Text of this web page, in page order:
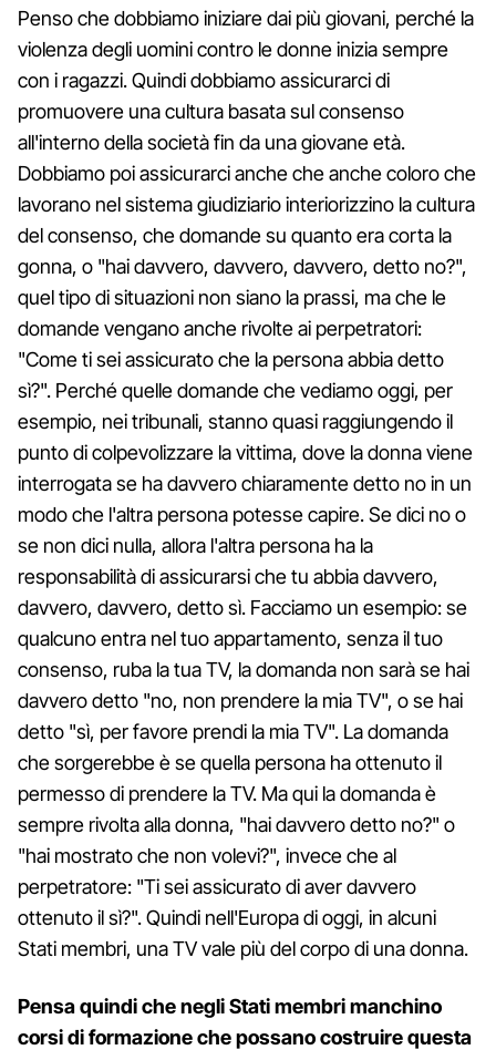
Penso che dobbiamo iniziare dai più giovani, perché la
violenza degli uomini contro le donne inizia sempre
con i ragazzi. Quindi dobbiamo assicurarci di
promuovere una cultura basata sul consenso
all'interno della società fin da una giovane età.
Dobbiamo poi assicurarci anche che anche coloro che
lavorano nel sistema giudiziario interiorizzino la cultura
del consenso, che domande su quanto era corta la
gonna, o "hai davvero, davvero, davvero, detto no?",
quel tipo di situazioni non siano la prassi, ma che le
domande vengano anche rivolte ai perpetratori:
"Come ti sei assicurato che la persona abbia detto
sì?". Perché quelle domande che vediamo oggi, per
esempio, nei tribunali, stanno quasi raggiungendo il
punto di colpevolizzare la vittima, dove la donna viene
interrogata se ha davvero chiaramente detto no in un
modo che l'altra persona potesse capire. Se dici no o
se non dici nulla, allora l'altra persona ha la
responsabilità di assicurarsi che tu abbia davvero,
davvero, davvero, detto sì. Facciamo un esempio: se
qualcuno entra nel tuo appartamento, senza il tuo
consenso, ruba la tua TV, la domanda non sarà se hai
davvero detto "no, non prendere la mia TV", o se hai
detto "sì, per favore prendi la mia TV". La domanda
che sorgerebbe è se quella persona ha ottenuto il
permesso di prendere la TV. Ma qui la domanda è
sempre rivolta alla donna, "hai davvero detto no?" o
"hai mostrato che non volevi?", invece che al
perpetratore: "Ti sei assicurato di aver davvero
ottenuto il sì?". Quindi nell'Europa di oggi, in alcuni
Stati membri, una TV vale più del corpo di una donna.
Pensa quindi che negli Stati membri manchino
corsi di formazione che possano costruire questa